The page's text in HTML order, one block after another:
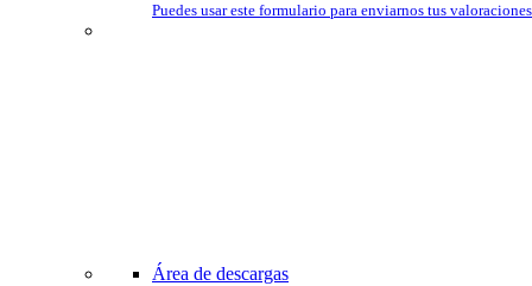
Puedes usar este formulario para enviarnos tus
Área de descargas